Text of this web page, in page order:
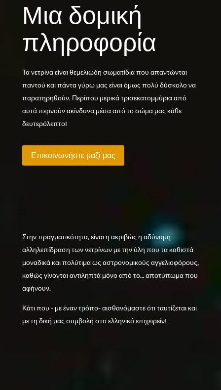
Μια δομική
πληροφορία
Τα νετρίνα είναι θεμελιώδη σωματίδια που απαντώνται
παντού και πάντα γύρω μας είναι όμως πολύ δύσκολο να
παρατηρηθούν. Περίπου μερικά τρισεκατομμύρια από
αυτά περνούν ακίνδυνα μέσα από το σώμα μας κάθε
δευτερόλεπτο!
Επικοινωνήστε μαζί μας
Στην πραγματικότητα, είναι η ακριβώς η αδύναμη
αλληλεπίδραση των νετρίνων με την ύλη που τα καθιστά
μοναδικά και πολύτιμα ως αστρονομικούς αγγελιοφόρους,
καθώς γίνονται αντιληπτά μόνο από το… αποτύπωμα που
αφήνουν.
Κάτι που - με έναν τρόπο- αισθανόμαστε ότι ταυτίζεται και
με τη δική μας συμβολή στο ελληνικό επιχειρείν!